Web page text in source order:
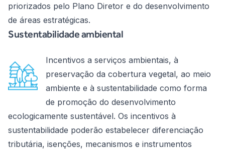
priorizados pelo Plano Diretor e do desenvolvimento
de áreas estratégicas.
Sustentabilidade ambiental
Incentivos a serviços ambientais, à
preservação da cobertura vegetal, ao meio
ambiente e à sustentabilidade como forma
de promoção do desenvolvimento
ecologicamente sustentável. Os incentivos à
sustentabilidade poderão estabelecer diferenciação
tributária, isenções, mecanismos e instrumentos